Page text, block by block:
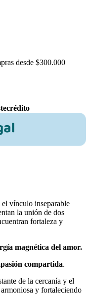
desde $300.000
el vínculo inseparable
la unión de dos
fortaleza y
magnética del amor.
compartida.
de la cercanía y el
y fortaleciendo